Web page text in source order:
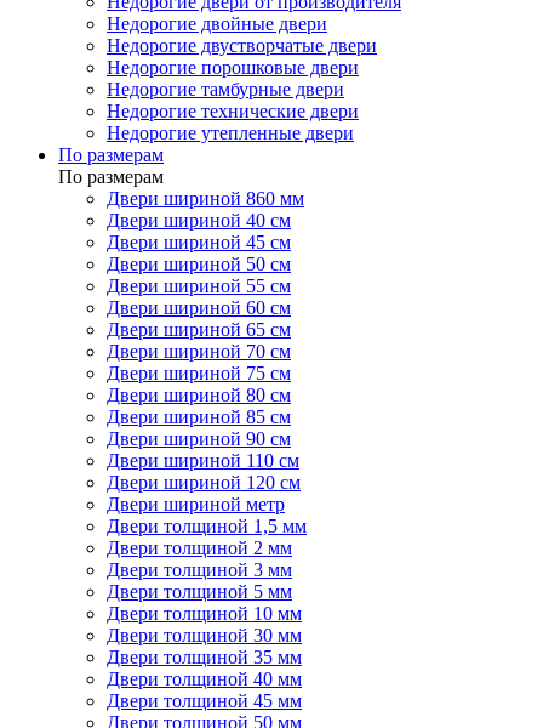
Недорогие двойные двери
Недорогие двустворчатые двери
Недорогие порошковые двери
Недорогие тамбурные двери
Недорогие технические двери
Недорогие утепленные двери
По размерам
По размерам
Двери шириной 860 мм
Двери шириной 40 см
Двери шириной 45 см
Двери шириной 50 см
Двери шириной 55 см
Двери шириной 60 см
Двери шириной 65 см
Двери шириной 70 см
Двери шириной 75 см
Двери шириной 80 см
Двери шириной 85 см
Двери шириной 90 см
Двери шириной 110 см
Двери шириной 120 см
Двери шириной метр
Двери толщиной 1,5 мм
Двери толщиной 2 мм
Двери толщиной 3 мм
Двери толщиной 5 мм
Двери толщиной 10 мм
Двери толщиной 30 мм
Двери толщиной 35 мм
Двери толщиной 40 мм
Двери толщиной 45 мм
Двери толщиной 50 мм